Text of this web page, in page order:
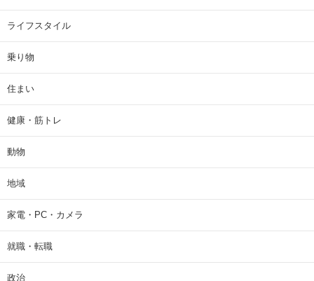
ライフスタイル
乗り物
住まい
健康・筋トレ
動物
地域
家電・PC・カメラ
就職・転職
政治